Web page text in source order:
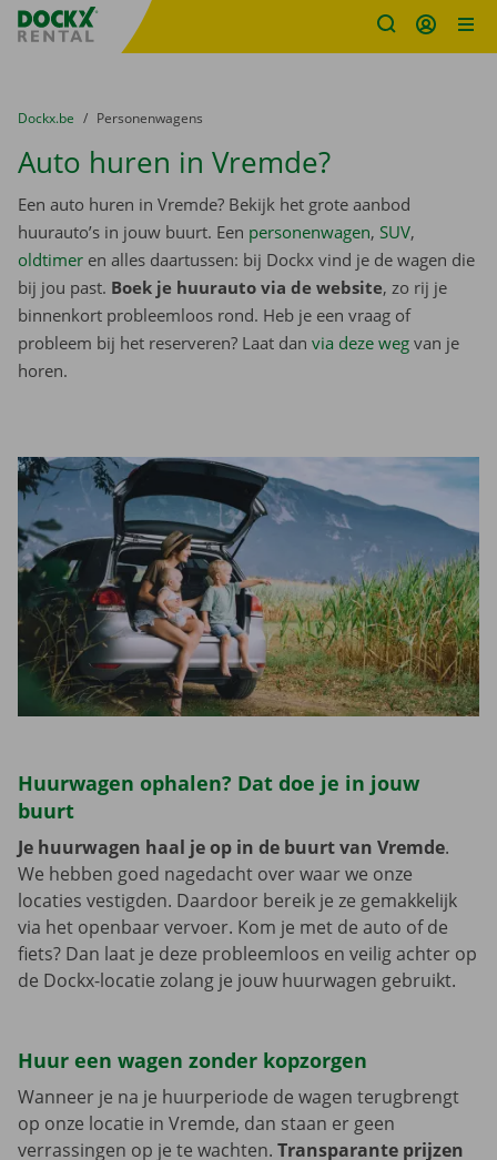
Fratello DEMO
U bevindt zich hier:
van
Dockx.be naar
Personenwagens
Auto huren in Vremde?
Een auto huren in Vremde? Bekijk het grote aanbod
huurauto’s in jouw buurt. Een personenwagen, SUV,
oldtimer en alles daartussen: bij Dockx vind je de wagen die
bij jou past. Boek je huurauto via de website, zo rij je
binnenkort probleemloos rond. Heb je een vraag of
probleem bij het reserveren? Laat dan via deze weg van je
horen.
Huurwagen ophalen? Dat doe je in jouw
buurt
Je huurwagen haal je op in de buurt van Vremde.
We hebben goed nagedacht over waar we onze
locaties vestigden. Daardoor bereik je ze gemakkelijk
via het openbaar vervoer. Kom je met de auto of de
fiets? Dan laat je deze probleemloos en veilig achter op
de Dockx-locatie zolang je jouw huurwagen gebruikt.
Huur een wagen zonder kopzorgen
Wanneer je na je huurperiode de wagen terugbrengt
op onze locatie in Vremde, dan staan er geen
verrassingen op je te wachten. Transparante prijzen